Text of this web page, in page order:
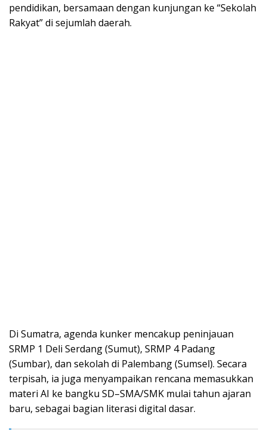
pendidikan, bersamaan dengan kunjungan ke “Sekolah
Rakyat” di sejumlah daerah.
Di Sumatra, agenda kunker mencakup peninjauan
SRMP 1 Deli Serdang (Sumut), SRMP 4 Padang
(Sumbar), dan sekolah di Palembang (Sumsel). Secara
terpisah, ia juga menyampaikan rencana memasukkan
materi AI ke bangku SD–SMA/SMK mulai tahun ajaran
baru, sebagai bagian literasi digital dasar.